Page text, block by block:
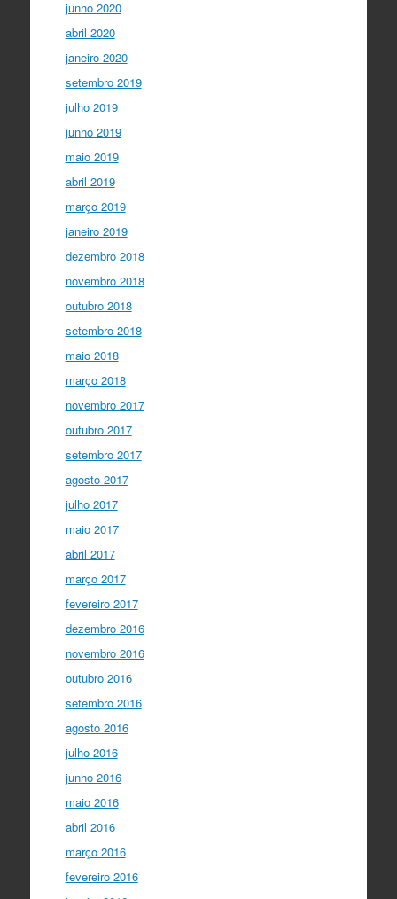
junho 2020
abril 2020
janeiro 2020
setembro 2019
julho 2019
junho 2019
maio 2019
abril 2019
março 2019
janeiro 2019
dezembro 2018
novembro 2018
outubro 2018
setembro 2018
maio 2018
março 2018
novembro 2017
outubro 2017
setembro 2017
agosto 2017
julho 2017
maio 2017
abril 2017
março 2017
fevereiro 2017
dezembro 2016
novembro 2016
outubro 2016
setembro 2016
agosto 2016
julho 2016
junho 2016
maio 2016
abril 2016
março 2016
fevereiro 2016